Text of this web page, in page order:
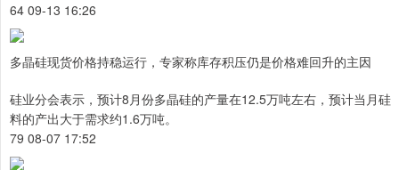
64 09-13 16:26
多晶硅现货价格持稳运行，专家称库存积压仍是价格难回升的主因
硅业分会表示，预计8月份多晶硅的产量在12.5万吨左右，预计当月硅
料的产出大于需求约1.6万吨。
79 08-07 17:52